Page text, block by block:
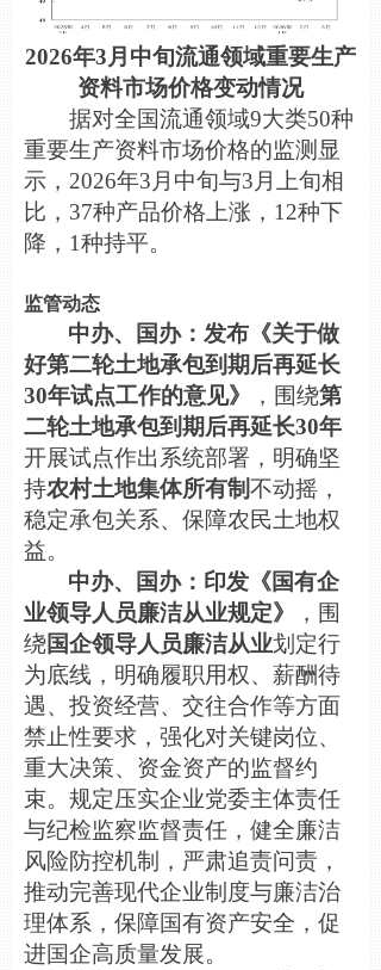
2026年3月中旬流通领域重要生产
资料市场价格变动情况
据对全国流通领域9大类50种
重要生产资料市场价格的监测显
示，2026年3月中旬与3月上旬相
比，37种产品价格上涨，12种下
降，1种持平。
监管动态
中办、国办：发布《关于做
好第二轮土地承包到期后再延长
30年试点工作的意见》
，围绕第
二轮土地承包到期后再延长30年
开展试点作出系统部署，明确坚
持农村土地集体所有制不动摇，
稳定承包关系、保障农民土地权
益。
中办、国办：印发《国有企
业领导人员廉洁从业规定》
，围
绕国企领导人员廉洁从业划定行
为底线，明确履职用权、薪酬待
遇、投资经营、交往合作等方面
禁止性要求，强化对关键岗位、
重大决策、资金资产的监督约
束。规定压实企业党委主体责任
与纪检监察监督责任，健全廉洁
风险防控机制，严肃追责问责，
推动完善现代企业制度与廉洁治
理体系，保障国有资产安全，促
进国企高质量发展。